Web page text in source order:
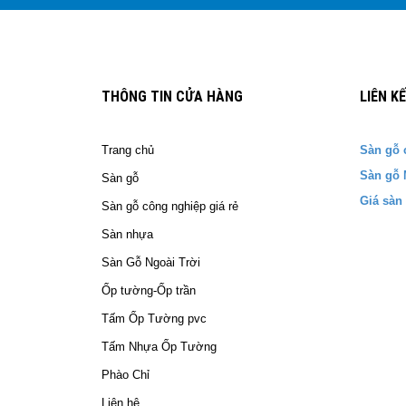
THÔNG TIN CỬA HÀNG
Trang chủ
Sàn gỗ
Sàn gỗ công nghiệp giá rẻ
Sàn nhựa
Sàn Gỗ Ngoài Trời
Ốp tường-Ốp trần
Tấm Ốp Tường pvc
Tấm Nhựa Ốp Tường
Phào Chỉ
Liên hệ
LIÊN
Sàn gỗ
Sàn gỗ
Giá sàn